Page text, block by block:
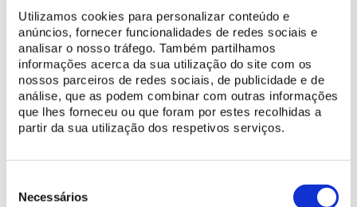
Utilizamos cookies para personalizar conteúdo e
anúncios, fornecer funcionalidades de redes sociais e
analisar o nosso tráfego. Também partilhamos
informações acerca da sua utilização do site com os
nossos parceiros de redes sociais, de publicidade e de
análise, que as podem combinar com outras informações
que lhes forneceu ou que foram por estes recolhidas a
partir da sua utilização dos respetivos serviços.
Necessários